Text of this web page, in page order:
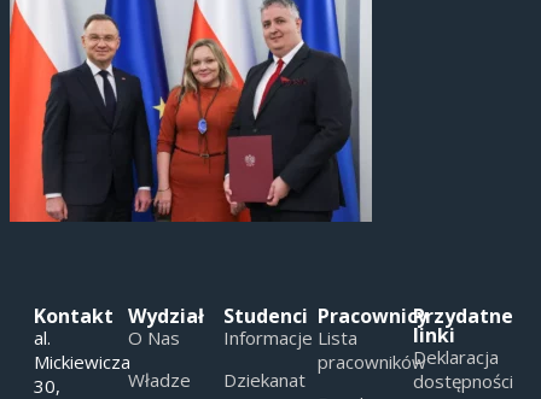
Kontakt
al.
Mickiewicza
30,
Wydział
O Nas
Władze
Studenci
Informacje
Dziekanat
Pracownicy
Lista
pracowników
Przydatne
linki
Deklaracja
dostępności